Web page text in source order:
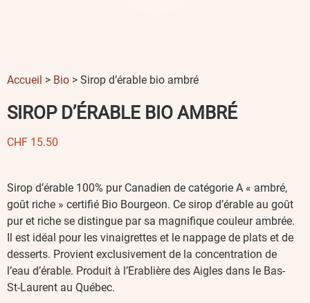
Accueil > Bio > Sirop d’érable bio ambré
SIROP D’ÉRABLE BIO AMBRÉ
CHF 15.50
Sirop d’érable 100% pur Canadien de catégorie A « ambré,
goût riche » certifié Bio Bourgeon. Ce sirop d’érable au goût
pur et riche se distingue par sa magnifique couleur ambrée.
Il est idéal pour les vinaigrettes et le nappage de plats et de
desserts. Provient exclusivement de la concentration de
l’eau d’érable. Produit à l’Erablière des Aigles dans le Bas-
St-Laurent au Québec.